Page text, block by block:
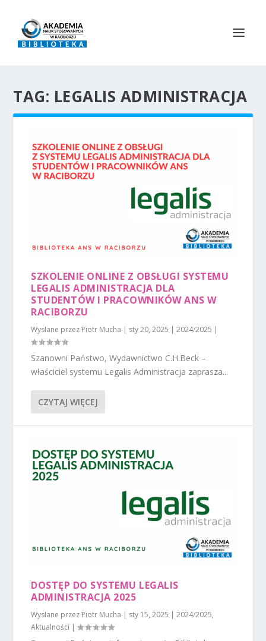
TAG: LEGALIS ADMINISTRACJA
SZKOLENIE ONLINE Z OBSŁUGI SYSTEMU
LEGALIS ADMINISTRACJA DLA
STUDENTÓW I PRACOWNIKÓW ANS W
RACIBORZU
Wysłane przez Piotr Mucha | sty 20, 2025 |2024/2025 |
Szanowni Państwo, Wydawnictwo C.H.Beck –
właściciel systemu Legalis Administracja zaprasza...
CZYTAJ WIĘCEJ
DOSTĘP DO SYSTEMU LEGALIS
ADMINISTRACJA 2025
Wysłane przez Piotr Mucha | sty 15, 2025 |2024/2025,
Aktualności |